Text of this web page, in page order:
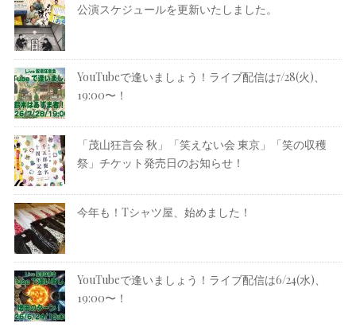
公演スケジュールを更新いたしました。
YouTubeで逢いましょう！ライブ配信は7/28(火)、
19:00〜！
「茂山狂言会 秋」「笑えない会 東京」「笑の収穫
祭」チケット発売日のお知らせ！
今年も！Tシャツ屋、始めました！
YouTubeで逢いましょう！ライブ配信は6/24(水)、
19:00〜！